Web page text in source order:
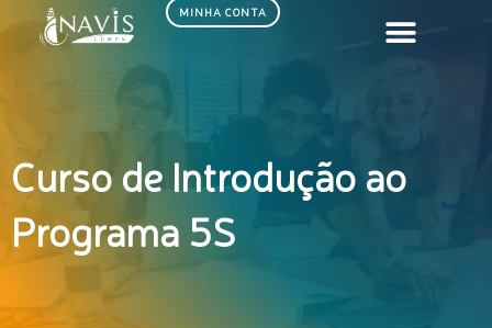
MINHA CONTA
Curso de Introdução ao
Programa 5S